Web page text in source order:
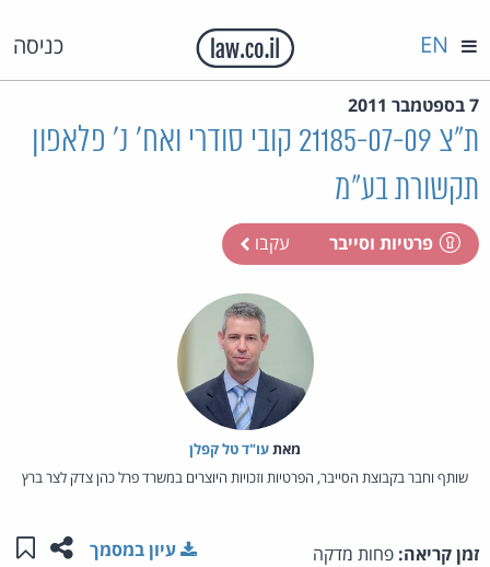
כניסה EN
7 בספטמבר 2011
ת"צ 21185-07-09 קובי סודרי ואח' נ' פלאפון
תקשורת בע"מ
פרטיות וסייבר עקבו
מאת‏עו"ד טל קפלן
שותף וחבר בקבוצת הסייבר, הפרטיות וזכויות היוצרים במשרד פרל כהן צדק לצר ברץ
זמן קריאה: פחות מדקה שתפו
עיון במסמך